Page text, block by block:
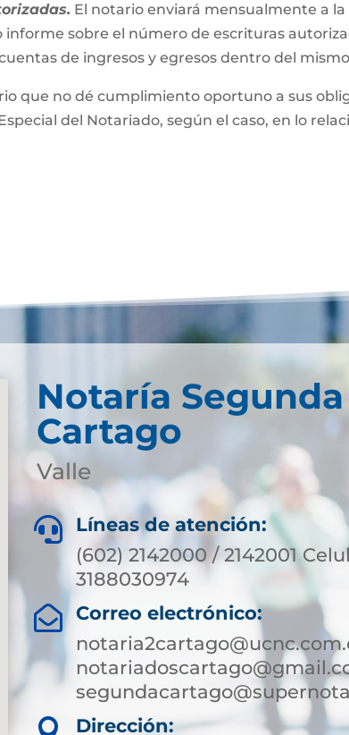
El notario enviará mensualmente a
sobre el número de escrituras
de ingresos y egresos dentro del
que no dé cumplimiento oportuno a sus
del Notariado, según el caso, en lo
Notaría
Cartago
Valle

Líneas de atención:
(602) 2142000 / 2142001
3188030974

Correo electrónico:
Dirección: